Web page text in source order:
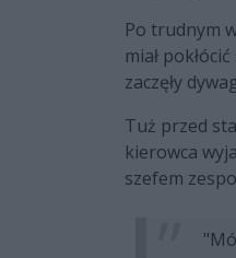
Po trudnym
miał
zaczęły
Tuż przed
kierowca
szefem